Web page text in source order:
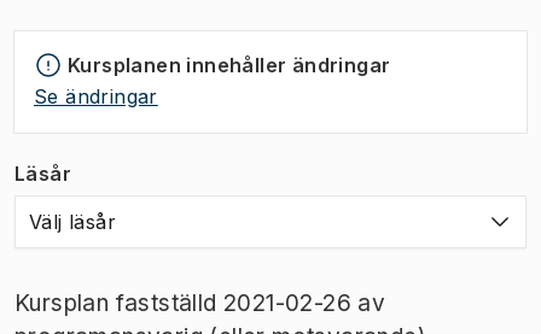
Kursplanen innehåller ändringar
Se ändringar
Läsår
Välj läsår
Kursplan fastställd 2021-02-26 av